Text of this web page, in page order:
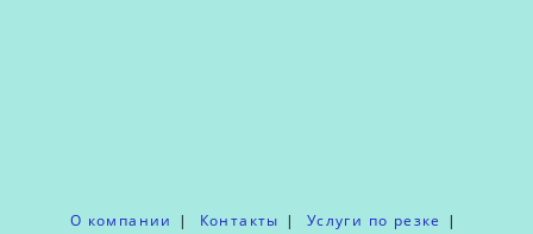
О компании Контакты Услуги по резке